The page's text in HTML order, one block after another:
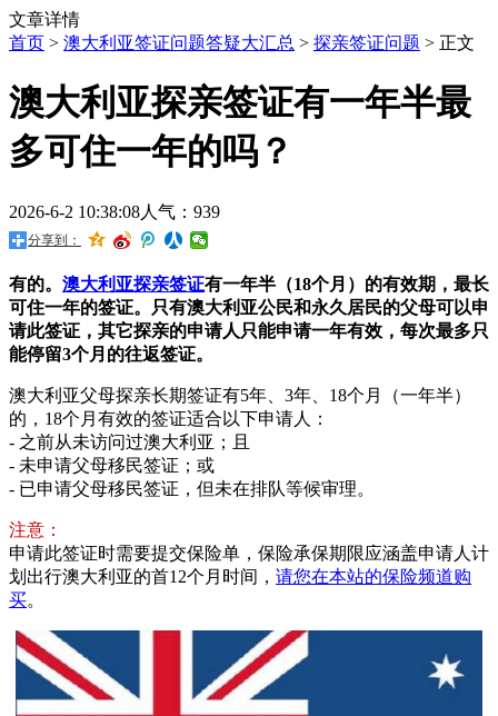
文章详情
首页 > 澳大利亚签证问题答疑大汇总 > 探亲签证问题 > 正文
澳大利亚探亲签证有一年半最
多可住一年的吗？
2026-6-2 10:38:08人气：939
分享到：
有的。 澳大利亚探亲签证有一年半（18个月）的有效期，最长
可住一年的签证。只有澳大利亚公民和永久居民的父母可以申
请此签证，其它探亲的申请人只能申请一年有效，每次最多只
能停留3个月的往返签证。
澳大利亚父母探亲长期签证有5年、3年、18个月（一年半）
的，18个月有效的签证适合以下申请人：
- 之前从未访问过澳大利亚；且
- 未申请父母移民签证；或
- 已申请父母移民签证，但未在排队等候审理。
注意：
申请此签证时需要提交保险单，保险承保期限应涵盖申请人计
划出行澳大利亚的首12个月时间， 请您在本站的保险频道购
买。